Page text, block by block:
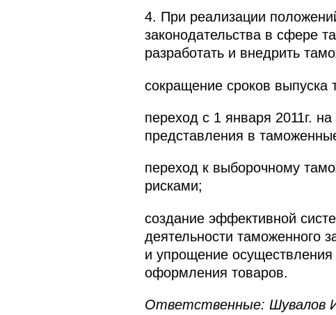
4. При реализации
законодательства в сфере
разработать и внедрить
сокращение сроков выпуска
переход с 1 января 2011г.
представления в
переход к выборочному
рисками;
создание эффективной
деятельности таможенного
и упрощение
оформления товаров.
Ответственные: Шувалов